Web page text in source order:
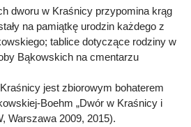
dworu w Kraśnicy przypomina krąg
na pamiątkę urodzin każdego z
tablice dotyczące rodziny w
Bąkowskich na cmentarzu
jest zbiorowym bohaterem
Boehm „Dwór w Kraśnicy i
Warszawa 2009, 2015).